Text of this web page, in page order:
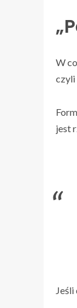
W
czyli
jest